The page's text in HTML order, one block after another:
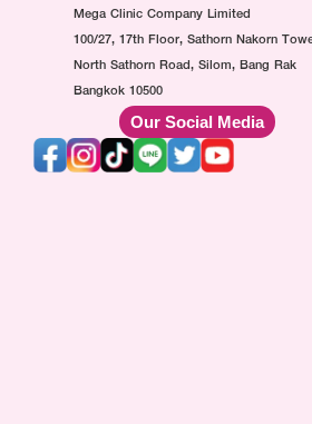
Mega Clinic Company Limited
100/27, 17th Floor, Sathorn Nakorn
North Sathorn Road, Silom, Bang Rak
Bangkok 10500
Our Social Media